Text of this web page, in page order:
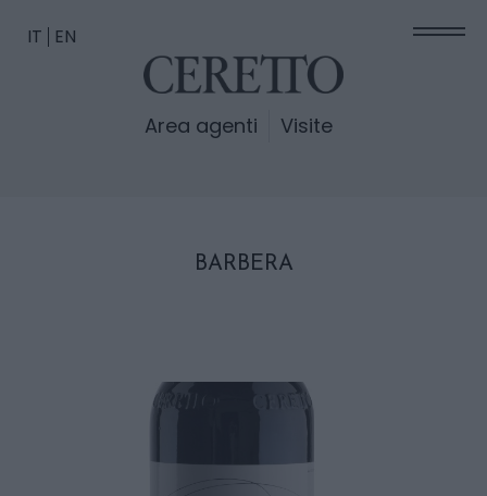
Area agenti Visite
IT EN
BARBERA